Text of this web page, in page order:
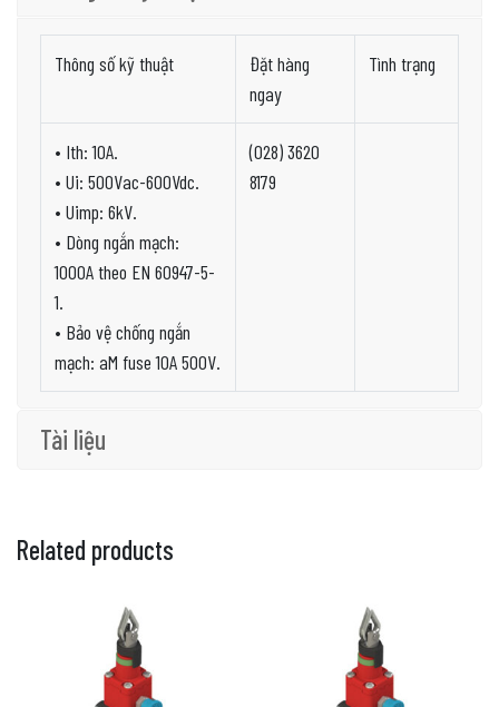
Thông số kỹ thuật
Đặt hàng
ngay
Tình trạng
• Ith: 10A.
• Ui: 500Vac-600Vdc.
• Uimp: 6kV.
• Dòng ngắn mạch:
1000A theo EN 60947-5-
1.
• Bảo vệ chống ngắn
mạch: aM fuse 10A 500V.
(028) 3620
8179
Tài liệu
Related products